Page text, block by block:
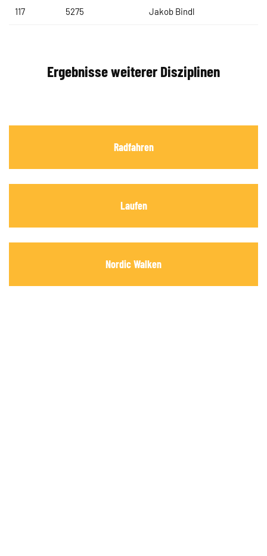
117 5275 Jakob Bindl
Ergebnisse weiterer Disziplinen
Radfahren
Laufen
Nordic Walken